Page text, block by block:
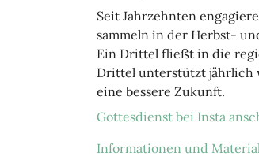
Seit Jahrzehnten
sammeln in der Herbst-
Ein Drittel fließt in die
Drittel unterstützt jährlich
eine bessere Zukunft.
Gottesdienst bei Insta
Informationen und